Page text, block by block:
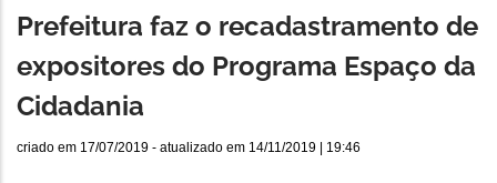
Prefeitura faz o recadastramento de
expositores do Programa Espaço da
Cidadania
criado em 17/07/2019 - atualizado em 14/11/2019 | 19:46